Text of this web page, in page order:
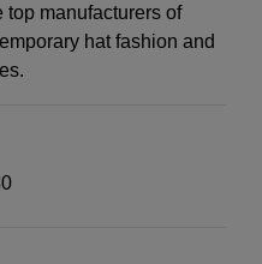
top manufacturers of
hat fashion and